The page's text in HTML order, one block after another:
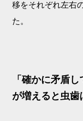
移をそれぞれ左右
た。
「確かに矛盾
が増えると虫歯